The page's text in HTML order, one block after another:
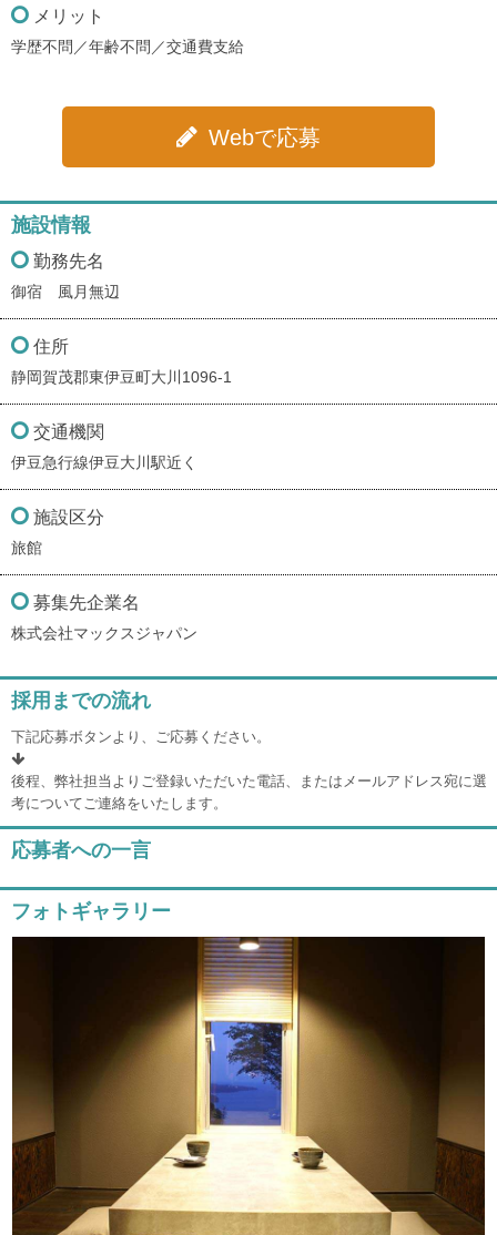
メリット
学歴不問／年齢不問／交通費支給
Webで応募
施設情報
勤務先名
御宿 風月無辺
住所
静岡賀茂郡東伊豆町大川1096-1
交通機関
伊豆急行線伊豆大川駅近く
施設区分
旅館
募集先企業名
株式会社マックスジャパン
採用までの流れ
下記応募ボタンより、ご応募ください。
後程、弊社担当よりご登録いただいた電話、またはメールアドレス宛に選
考についてご連絡をいたします。
応募者への一言
フォトギャラリー